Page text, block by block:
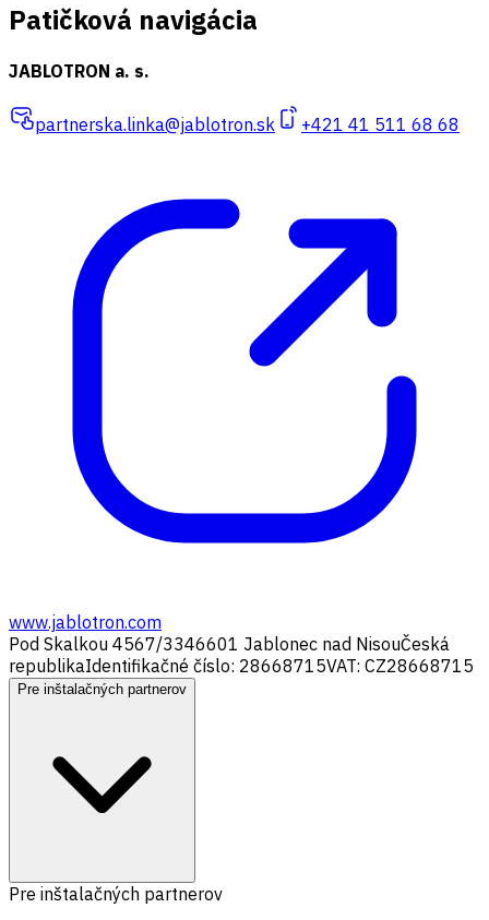
Patičková navigácia
JABLOTRON a. s.
partnerska.linka@jablotron.sk +421 41 511 68 68
www.jablotron.com
Pod Skalkou 4567/3346601 Jablonec nad NisouČeská
republikaIdentifikačné číslo: 28668715VAT: CZ28668715
Pre inštalačných partnerov
Pre inštalačných partnerov